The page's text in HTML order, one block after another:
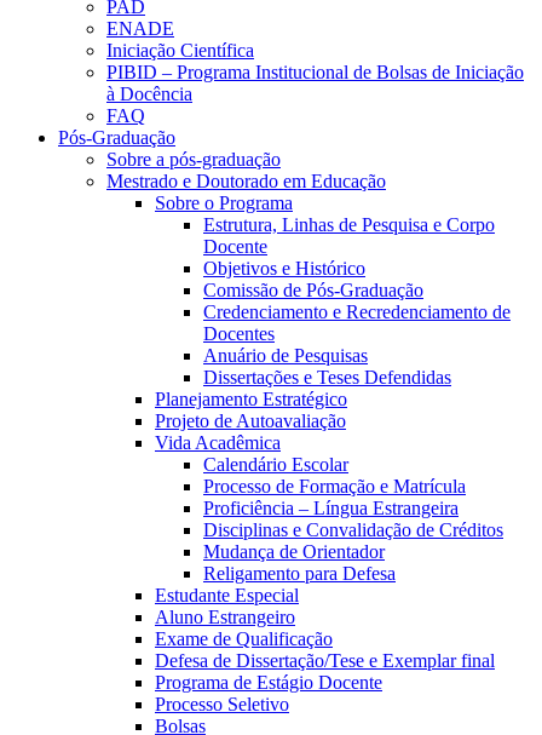
PAD
ENADE
Iniciação Científica
PIBID – Programa Institucional de Bolsas de Iniciação
à Docência
FAQ
Pós-Graduação
Sobre a pós-graduação
Mestrado e Doutorado em Educação
Sobre o Programa
Estrutura, Linhas de Pesquisa e Corpo
Docente
Objetivos e Histórico
Comissão de Pós-Graduação
Credenciamento e Recredenciamento de
Docentes
Anuário de Pesquisas
Dissertações e Teses Defendidas
Planejamento Estratégico
Projeto de Autoavaliação
Vida Acadêmica
Calendário Escolar
Processo de Formação e Matrícula
Proficiência – Língua Estrangeira
Disciplinas e Convalidação de Créditos
Mudança de Orientador
Religamento para Defesa
Estudante Especial
Aluno Estrangeiro
Exame de Qualificação
Defesa de Dissertação/Tese e Exemplar final
Programa de Estágio Docente
Processo Seletivo
Bolsas